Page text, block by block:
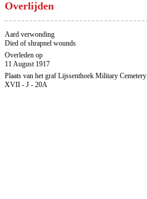
Overlijden
Aard verwonding
Died of shrapnel wounds
Overleden op
11 August 1917
Plaats van het graf Lijssenthoek Military Cemetery
XVII - J - 20A